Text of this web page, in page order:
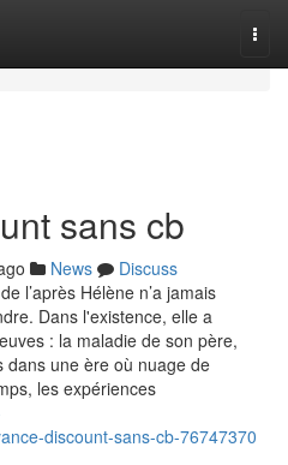
sans cb
News
Discuss
l’après Hélène n’a jamais
Dans l'existence, elle a
: la maladie de son père,
dans une ère où nuage de
les expériences
discount-sans-cb-76747370